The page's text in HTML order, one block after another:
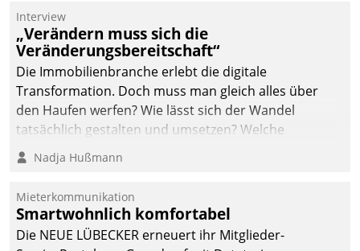
Die monatlichen
Mitteilungen zum
Heizungs- und
Wasserverbrauch gehen
automatisiert, vollständig
und auf Wunsch über
mehrere zuvor
Kommunikationswege bei
Interview
„Verändern muss sich die
Veränderungsbereitschaft“
Die Immobilienbranche erlebt die digitale
Transformation. Doch muss man gleich alles über
den Haufen werfen? Wie lässt sich der Wandel
tatsächlich gestalten und umsetzen? Welche
Argumente zählen wirklich?
Nadja Hußmann
Mieterkommunikation
Smartwohnlich komfortabel
Die NEUE LÜBECKER erneuert ihr Mitglieder-